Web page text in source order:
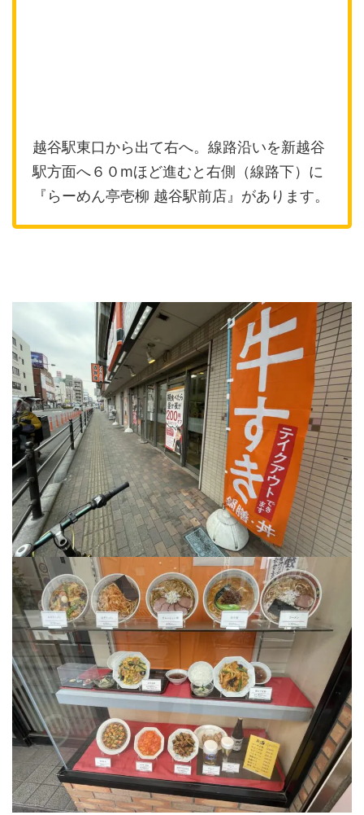
越谷駅東口から出て右へ。線路沿いを新越谷
駅方面へ６０mほど進むと右側（線路下）に
『らーめん亭壱柳 越谷駅前店』があります。